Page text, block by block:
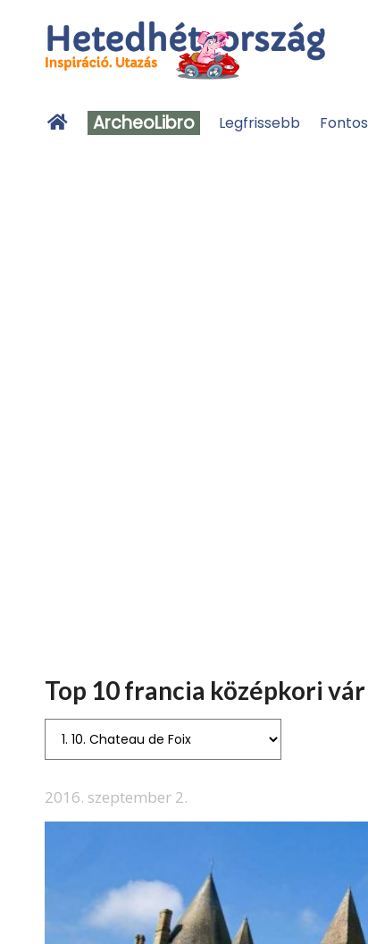
ArcheoLibro Legfrissebb Fontos
Top 10 francia középkori vár
2016. szeptember 2.